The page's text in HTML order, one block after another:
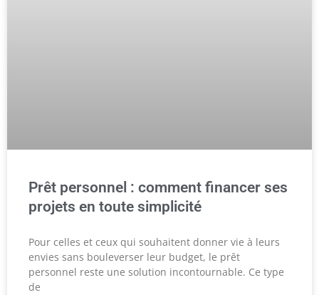
Prêt personnel : comment financer ses
projets en toute simplicité
Pour celles et ceux qui souhaitent donner vie à leurs
envies sans bouleverser leur budget, le prêt
personnel reste une solution incontournable. Ce type
de